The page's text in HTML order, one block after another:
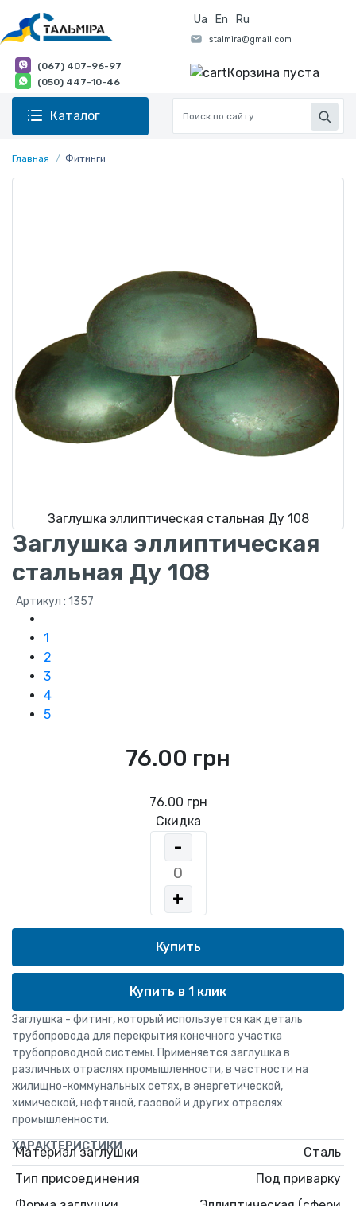
Ua En Ru
(067) 407-96-97
(050) 447-10-46
Корзина пуста
Каталог
Главная Фитинги
Заглушка эллиптическая стальная Ду 108
Заглушка эллиптическая
стальная Ду 108
Артикул : 1357
1
2
3
4
5
76.00 грн
76.00 грн
Скидка
-
+
Купить в 1 клик
Заглушка - фитинг, который используется как деталь
трубопровода для перекрытия конечного участка
трубопроводной системы. Применяется заглушка в
различных отраслях промышленности, в частности на
жилищно-коммунальных сетях, в энергетической,
химической, нефтяной, газовой и других отраслях
промышленности.
ХАРАКТЕРИСТИКИ
Материал заглушки
Сталь
Тип присоединения
Под приварку